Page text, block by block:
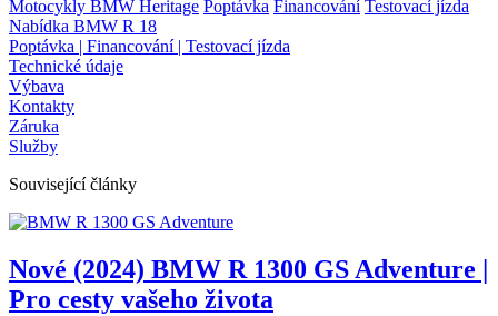
Motocykly BMW Heritage Poptávka Financování Testovací jízda
Nabídka BMW R 18
Poptávka | Financování | Testovací jízda
Technické údaje
Výbava
Kontakty
Záruka
Služby
Související články
Nové (2024) BMW R 1300 GS Adventure |
Pro cesty vašeho života